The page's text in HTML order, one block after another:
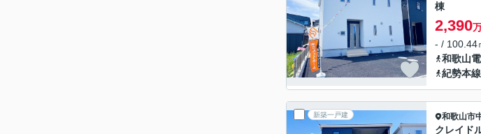
棟
2,390
- / 100.44
和歌山
紀勢本線
新築一戸建 和歌山市
クレイド